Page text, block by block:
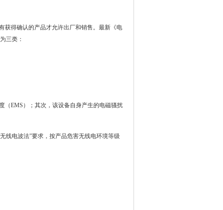
获得确认的产品才允许出厂和销售。最新《电
三类：
（EMS）；其次，该设备自身产生的电磁骚扰
线电波法”要求，按产品危害无线电环境等级